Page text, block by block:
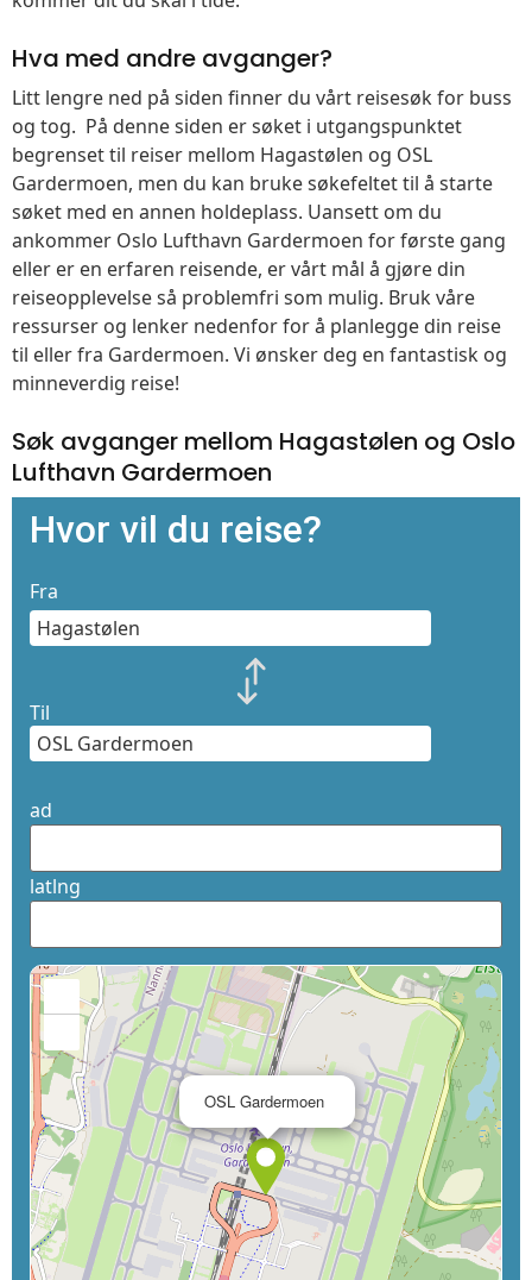
Hva med andre avganger?
Litt lengre ned på siden finner du vårt reisesøk for buss
og tog. På denne siden er søket i utgangspunktet
begrenset til reiser mellom Hagastølen og OSL
Gardermoen, men du kan bruke søkefeltet til å starte
søket med en annen holdeplass. Uansett om du
ankommer Oslo Lufthavn Gardermoen for første gang
eller er en erfaren reisende, er vårt mål å gjøre din
reiseopplevelse så problemfri som mulig. Bruk våre
ressurser og lenker nedenfor for å planlegge din reise
til eller fra Gardermoen. Vi ønsker deg en fantastisk og
minneverdig reise!
Søk avganger mellom Hagastølen og Oslo
Lufthavn Gardermoen
Hvor vil du reise?
Fra
Til
ad
latlng
OSL Gardermoen